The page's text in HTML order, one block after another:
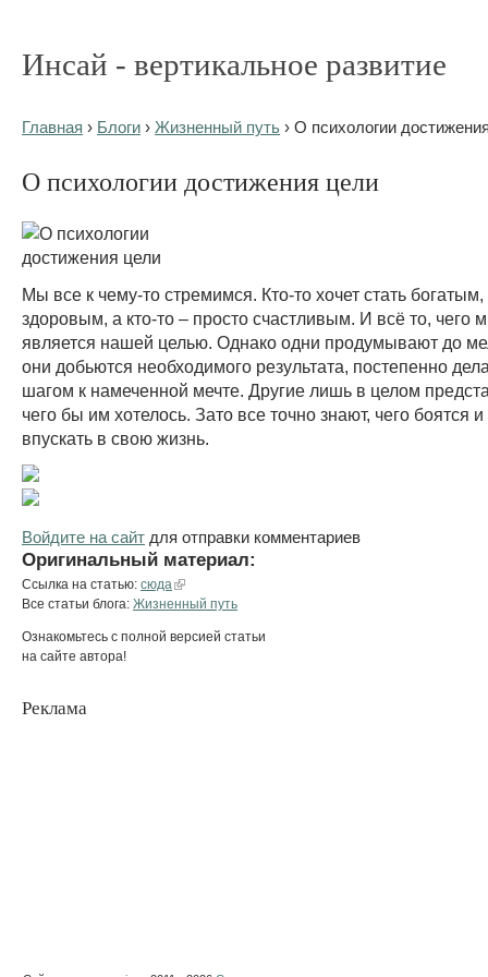
Инсай - вертикальное развитие
Главная › Блоги › Жизненный путь › О психологии
О психологии достижения цели
Мы все к чему-то стремимся. Кто-то хочет стать богатым,
здоровым, а кто-то – просто счастливым. И всё то, чего
является нашей целью. Однако одни продумывают до
они добьются необходимого результата, постепенно
шагом к намеченной мечте. Другие лишь в целом
чего бы им хотелось. Зато все точно знают, чего боятся и
впускать в свою жизнь.
Войдите на сайт для отправки комментариев
Оригинальный материал:
Ссылка на статью: сюда
Все статьи блога: Жизненный путь
Ознакомьтесь с полной версией статьи
на сайте автора!
Реклама